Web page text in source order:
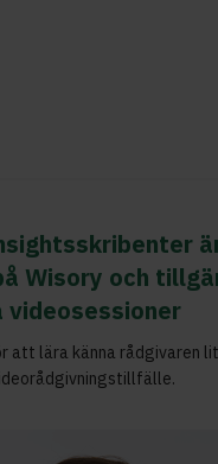
Wisory och
videosessioner
att lära känna rådgivaren